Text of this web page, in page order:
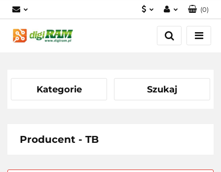
Zaloguj się
Zarejestruj się
(0)
Kategorie Szukaj
Producent - TB